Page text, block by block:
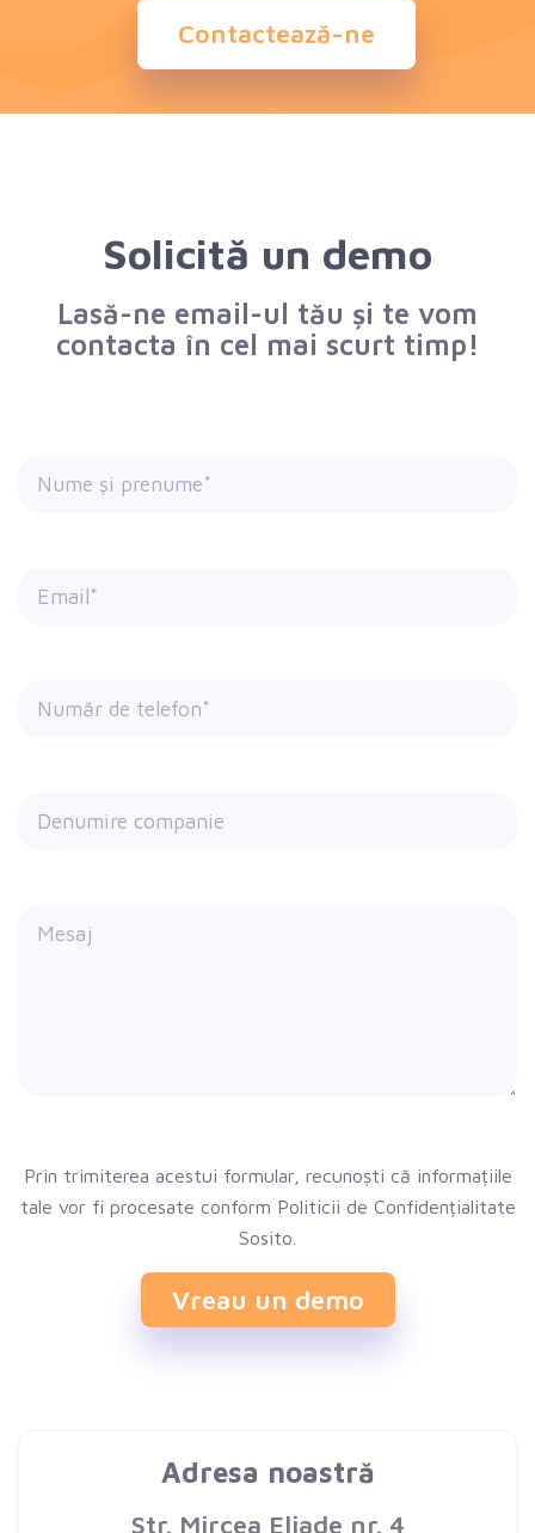
Contactează-ne
Solicită un demo
Lasă-ne email-ul tău și te vom
contacta în cel mai scurt timp!
Prin trimiterea acestui formular, recunoști că informațiile
tale vor fi procesate conform Politicii de Confidențialitate
Sosito.
Vreau un demo
Adresa noastră
Str. Mircea Eliade nr. 4